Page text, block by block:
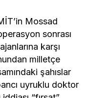
Mossad
sonrası
karşı
milletçe
şahıslar
uyruklu doktor